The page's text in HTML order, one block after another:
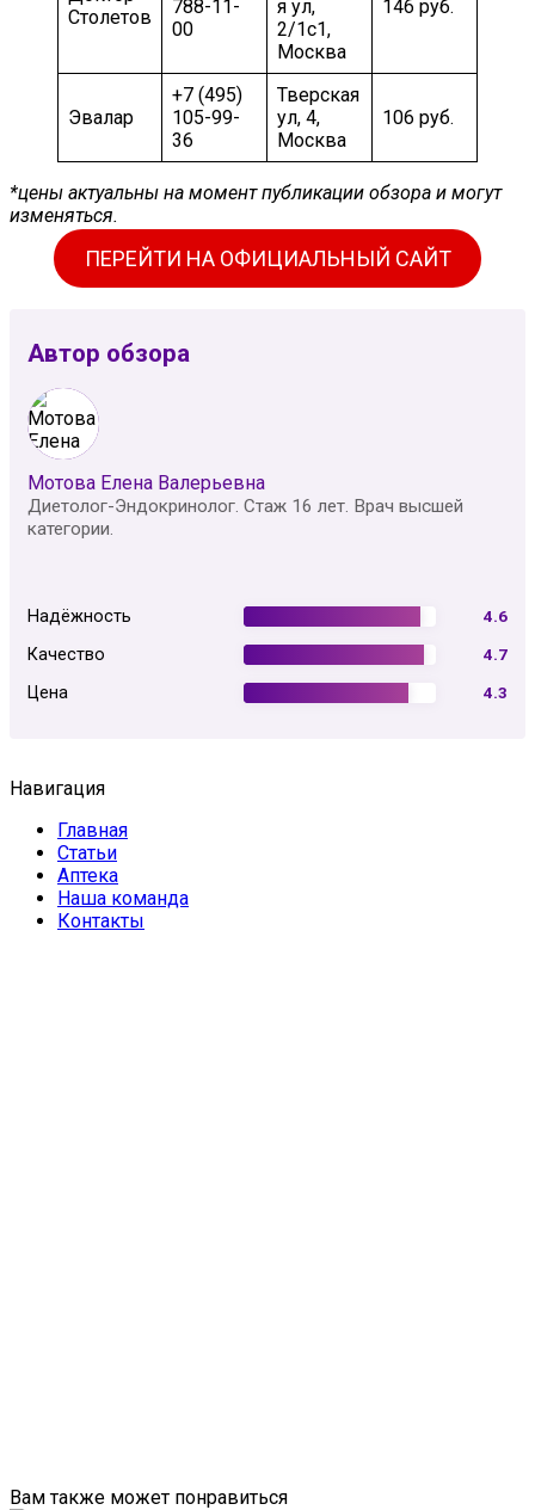
Столетов
788-11-
00
я ул,
2/1с1,
Москва
146 руб.
Эвалар
+7 (495)
105-99-
36
Тверская
ул, 4,
Москва
106 руб.
*цены актуальны на момент публикации обзора и могут
изменяться.
ПЕРЕЙТИ НА ОФИЦИАЛЬНЫЙ САЙТ
Автор обзора
Мотова Елена Валерьевна
Диетолог-Эндокринолог. Стаж 16 лет. Врач высшей
категории.
Надёжность 4.6
Качество 4.7
Цена 4.3
Навигация
Главная
Статьи
Аптека
Наша команда
Контакты
Вам также может понравиться